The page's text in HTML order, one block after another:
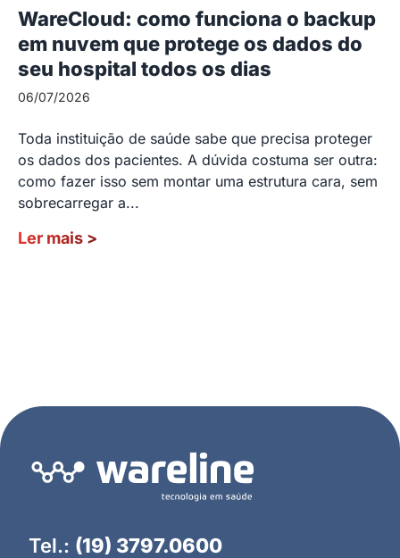
WareCloud: como funciona o backup
em nuvem que protege os dados do
seu hospital todos os dias
06/07/2026
Toda instituição de saúde sabe que precisa proteger
os dados dos pacientes. A dúvida costuma ser outra:
como fazer isso sem montar uma estrutura cara, sem
sobrecarregar a...
Ler mais >
Tel.: (19) 3797.0600